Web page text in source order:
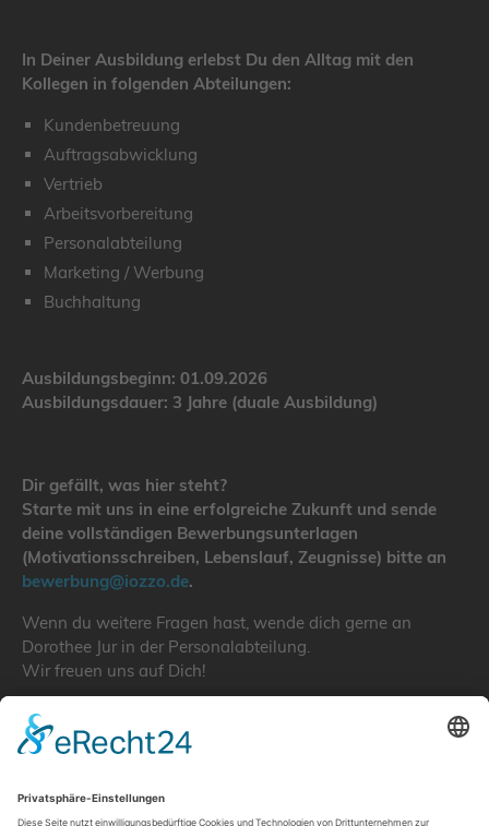
In Deiner Ausbildung erlebst Du den Alltag mit den
Kollegen in folgenden Abteilungen:
Kundenbetreuung
Auftragsabwicklung
Vertrieb
Arbeitsvorbereitung
Personalabteilung
Marketing / Werbung
Buchhaltung
Ausbildungsbeginn: 01.09.2026
Ausbildungsdauer: 3 Jahre (duale Ausbildung)
Dir gefällt, was hier steht?
Starte mit uns in eine erfolgreiche Zukunft und sende
deine vollständigen Bewerbungsunterlagen
(Motivationsschreiben, Lebenslauf, Zeugnisse) bitte an
bewerbung@iozzo.de.
Wenn du weitere Fragen hast, wende dich gerne an
Dorothee Jur in der Personalabteilung.
Wir freuen uns auf Dich!
iozzo GmbH
Personalabteilung / Frau Dorothee Jur